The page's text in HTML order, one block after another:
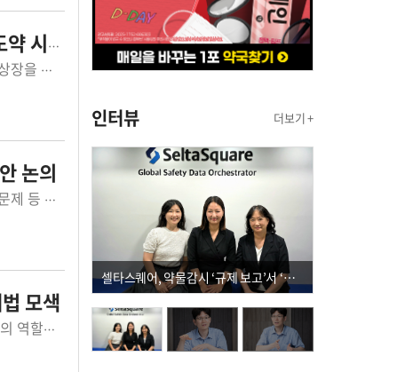
시동
원료의약품(API) 전문기업 에이치엘지노믹스가 증권신고서를 제출하고 코스닥 상장을 위한 공모 절차에 본격 착수했다.에이치엘지노믹스(대표 김호진)는 금융...
논의
부와 대한...
모색
©한국병원약사회한국병원약사회가 치료이행기 환자안전 강화를 위한 병원약사의 역할과 다학제 협력 방안을 논의하는 학술의 장을 마련한다.한국병원약사회(...
인터뷰 더보기 +
셀타스퀘어, 약물감시 ‘규제 보고’서 ‘데이터 의사결정’으로 "PVX 전환 요구 커진다"